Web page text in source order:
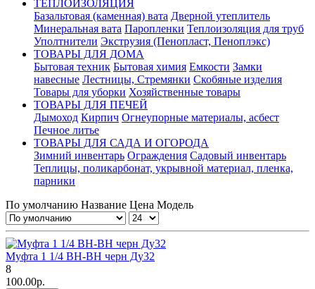
ТЕПЛОИЗОЛЯЦИЯ
Базальтовая (каменная) вата Дверной утеплитель
Минеральная вата Паропленки Теплоизоляция для труб
Уполтнители Экструзия (Пенопласт, Пеноплэкс)
ТОВАРЫ ДЛЯ ДОМА
Бытовая техник Бытовая химия Емкости Замки
навесные Лестницы, Стремянки Скобяные изделия
Товары для уборки Хозяйственные товары
ТОВАРЫ ДЛЯ ПЕЧЕЙ
Дымоход Кирпич Огнеупорные материалы, асбест
Печное литье
ТОВАРЫ ДЛЯ САДА И ОГОРОДА
Зимний инвентарь Ограждения Садовый инвентарь
Теплицы, поликарбонат, укрывной материал, пленка,
парники
По умолчанию Название Цена Модель
Муфта 1 1/4 ВН-ВН черн Ду32
8
100.00р.